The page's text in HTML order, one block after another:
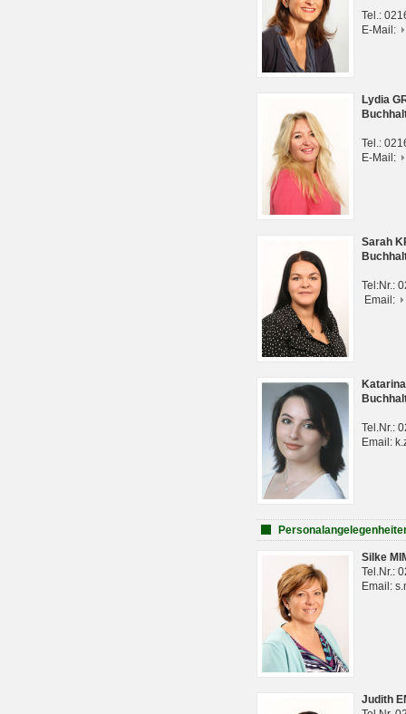
Tel.:
E-Mail:
Lydia
Tel.:
E-Mail:
Sarah
Tel:Nr.:
Email:
Tel.Nr.:
Email:
Silke
Tel.Nr.:
Email:
Judith